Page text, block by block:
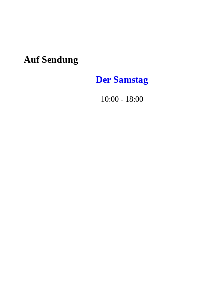
Auf Sendung
Der Samstag
10:00 - 18:00